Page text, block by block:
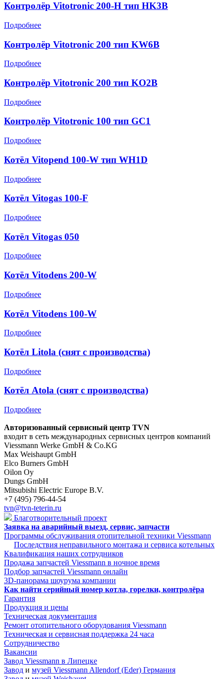
Контролёр Vitotronic 200-H тип HK3B
Подробнее
Контролёр Vitotronic 200 тип KW6B
Подробнее
Контролёр Vitotronic 200 тип KO2B
Подробнее
Контролёр Vitotronic 100 тип GC1
Подробнее
Котёл Vitopend 100-W тип WH1D
Подробнее
Котёл Vitogas 100-F
Подробнее
Котёл Vitogas 050
Подробнее
Котёл Vitodens 200-W
Подробнее
Котёл Vitodens 100-W
Подробнее
Котёл Litola (снят с производства)
Подробнее
Котёл Atola (снят с производства)
Подробнее
Авторизованный сервисный центр TVN
входит в сеть международных сервисных центров компаний
Viessmann Werke GmbH & Co.KG
Max Weishaupt GmbH
Elco Burners GmbH
Oilon Oy
Dungs GmbH
Mitsubishi Electric Europe B.V.
+7 (495) 796-44-54
tvn@tvn-teterin.ru
Благотворительный проект
Заявка на аварийный выезд, сервис, запчасти
Программы обслуживания отопительной техники Viessmann
Последствия неправильного монтажа и сервиса котельных
Квалификация наших сотрудников
Продажа запчастей Viessmann в ночное время
Подбор запчастей Viessmann онлайн
3D-панорама шоурума компании
Как найти серийный номер котла, горелки, контролёра
Гарантия
Продукция и цены
Техническая документация
Ремонт отопительного оборудования Viessmann
Техническая и сервисная поддержка 24 часа
Сотрудничество
Вакансии
Завод Viessmann в Липецке
Завод и музей Viessmann Allendorf (Eder) Германия